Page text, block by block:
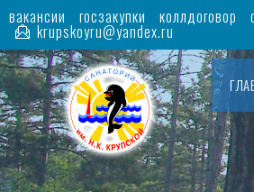
содержимому
вакансии госзакупки коллдоговор
krupskoyru@yandex.ru